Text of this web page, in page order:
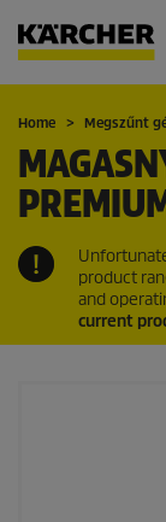
Kosár
Home Megszűnt
product
and
current